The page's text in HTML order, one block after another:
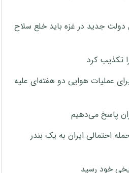
جدید در غزه باید خلع سلاح
تکذیب کرد
عملیات هوایی دو هفته‌ای علیه
پاسخ می‌دهیم
احتمالی ایران به یک بندر
خود رسید